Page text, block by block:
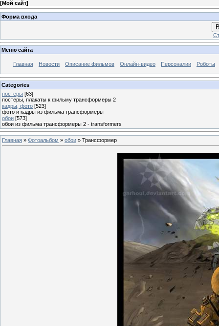
[Мой сайт]
Форма входа
Меню сайта
Главная Новости Описание фильмов Онлайн-видео Персоналии Роботы
Categories
постеры [63]
постеры, плакаты к фильму трансформеры 2
кадры, фото [523]
фото и кадры из фильма трансформеры
обои [573]
обои из фильма трансформеры 2 - transformers
Главная » Фотоальбом » обои » Трансформер